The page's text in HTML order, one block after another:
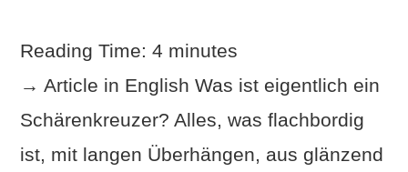
Reading Time:4 minutes
→ Article in English Was ist eigentlich ein
Schärenkreuzer? Alles, was flachbordig
ist, mit langen Überhängen, aus glänzend